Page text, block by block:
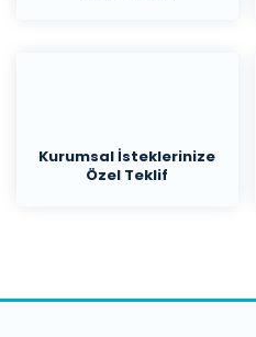
Kurumsal İsteklerinize
Özel Teklif